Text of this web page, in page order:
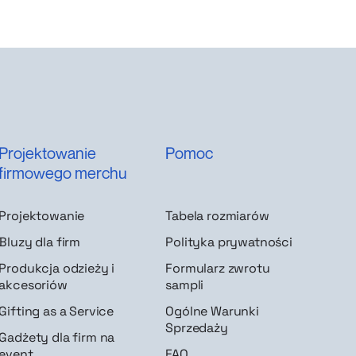
Projektowanie
merchu
Projektowanie
dla firm
Produkcja odzieży i
Gifting as a Service
Gadżety dla firm na
Pomoc
Tabela rozmiarów
Polityka prywatności
Formularz zwrotu
sampli
Ogólne Warunki
Sprzedaży